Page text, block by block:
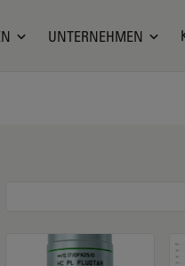
UNTERNEHMEN